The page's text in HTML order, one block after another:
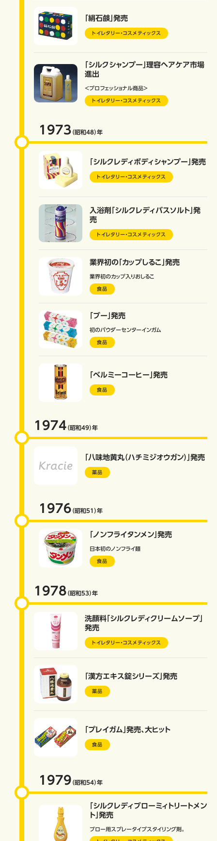
「絹石鹸」発売
トイレタリー・コスメティックス
「シルクシャンプー」理容ヘアケア市場
進出
＜プロフェッショナル商品＞
トイレタリー・コスメティックス
1973 （昭和48）年
「シルクレディボディシャンプー」発売
トイレタリー・コスメティックス
入浴剤「シルクレディバスソルト」発
売
トイレタリー・コスメティックス
業界初の「カップしるこ」発売
業界初のカップ入りおしるこ
食品
「ブー」発売
初のパウダーセンターインガム
食品
「ベルミーコーヒー」発売
食品
1974 （昭和49）年
「八味地黄丸（ハチミジオウガン）」発売
薬品
1976 （昭和51）年
「ノンフライタンメン」発売
日本初のノンフライ麺
食品
1978 （昭和53）年
洗顔料「シルクレディクリームソープ」
発売
トイレタリー・コスメティックス
「漢方エキス錠シリーズ」発売
薬品
「プレイガム」発売、大ヒット
食品
1979 （昭和54）年
「シルクレディブローミィトリートメン
ト」発売
ブロー用スプレータイプスタイリング剤。